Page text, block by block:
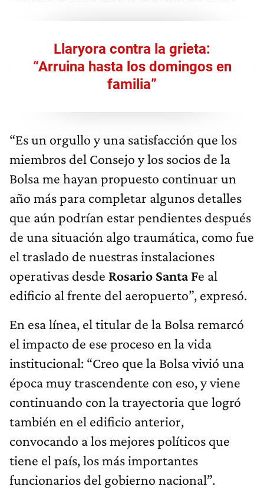
Llaryora contra la grieta:
“Arruina hasta los domingos en
familia”
“Es un orgullo y una satisfacción que los
miembros del Consejo y los socios de la
Bolsa me hayan propuesto continuar un
año más para completar algunos detalles
que aún podrían estar pendientes después
de una situación algo traumática, como fue
el traslado de nuestras instalaciones
operativas desde Rosario Santa Fe al
edificio al frente del aeropuerto”, expresó.
En esa línea, el titular de la Bolsa remarcó
el impacto de ese proceso en la vida
institucional: “Creo que la Bolsa vivió una
época muy trascendente con eso, y viene
continuando con la trayectoria que logró
también en el edificio anterior,
convocando a los mejores políticos que
tiene el país, los más importantes
funcionarios del gobierno nacional”.